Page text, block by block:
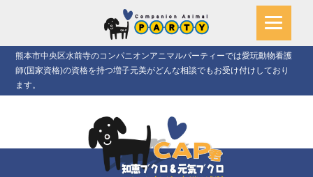
熊本市中央区水前寺のコンパニオンアニマルパーティーでは愛玩動物看護
師(国家資格)の資格を持つ増子元美がどんな相談でもお受け付けしており
ます。